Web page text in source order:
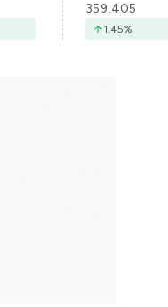
359.405
1.45%